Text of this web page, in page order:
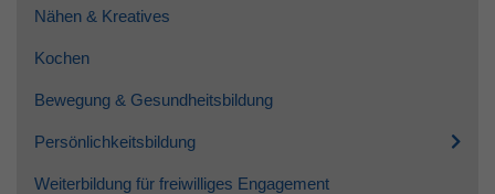
Nähen & Kreatives
Kochen
Bewegung & Gesundheitsbildung
Persönlichkeitsbildung
Weiterbildung für freiwilliges Engagement